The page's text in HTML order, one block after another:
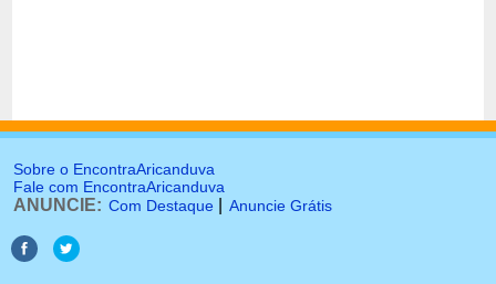
Sobre o EncontraAricanduva
Fale com EncontraAricanduva
ANUNCIE: Com Destaque Anuncie Grátis